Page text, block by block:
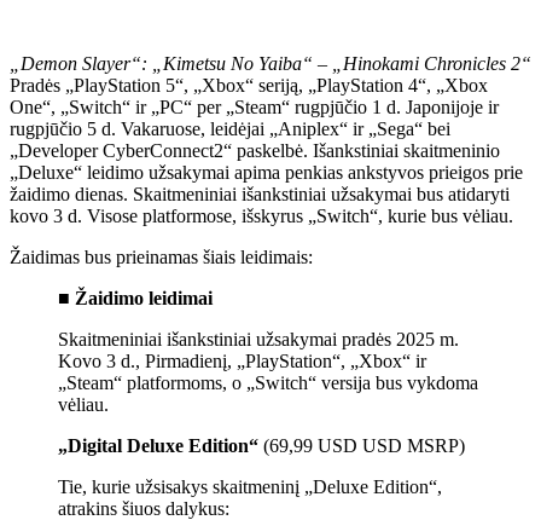
„Demon Slayer“: „Kimetsu No Yaiba“ – „Hinokami Chronicles 2“
Pradės „PlayStation 5“, „Xbox“ seriją, „PlayStation 4“, „Xbox
One“, „Switch“ ir „PC“ per „Steam“ rugpjūčio 1 d. Japonijoje ir
rugpjūčio 5 d. Vakaruose, leidėjai „Aniplex“ ir „Sega“ bei
„Developer CyberConnect2“ paskelbė. Išankstiniai skaitmeninio
„Deluxe“ leidimo užsakymai apima penkias ankstyvos prieigos prie
žaidimo dienas. Skaitmeniniai išankstiniai užsakymai bus atidaryti
kovo 3 d. Visose platformose, išskyrus „Switch“, kurie bus vėliau.
Žaidimas bus prieinamas šiais leidimais:
■ Žaidimo leidimai
Skaitmeniniai išankstiniai užsakymai pradės 2025 m.
Kovo 3 d., Pirmadienį, „PlayStation“, „Xbox“ ir
„Steam“ platformoms, o „Switch“ versija bus vykdoma
vėliau.
„Digital Deluxe Edition“ (69,99 USD USD MSRP)
Tie, kurie užsisakys skaitmeninį „Deluxe Edition“,
atrakins šiuos dalykus: